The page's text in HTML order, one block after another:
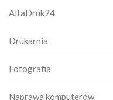
AlfaDruk24
Drukarnia
Fotografia
Naprawa komputerów